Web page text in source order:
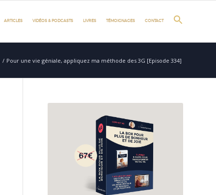
ARTICLES VIDÉOS & PODCASTS LIVRES TÉMOIGNAGES CONTACT
/ Pour une vie géniale, appliquez ma méthode des 3G [Episode 334]